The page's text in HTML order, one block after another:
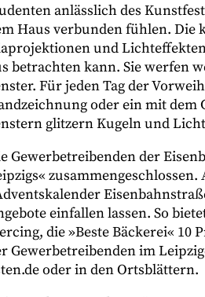
anlässlich des
Haus verbunden fühlen. Die
und
betrachten kann. Sie werfen
Für jeden Tag der
oder ein mit
glitzern Kugeln und
Gewerbetreibenden der
einfallen lassen. So
die »Beste Bäckerei«
Gewerbetreibenden im
oder in den Ortsblättern.